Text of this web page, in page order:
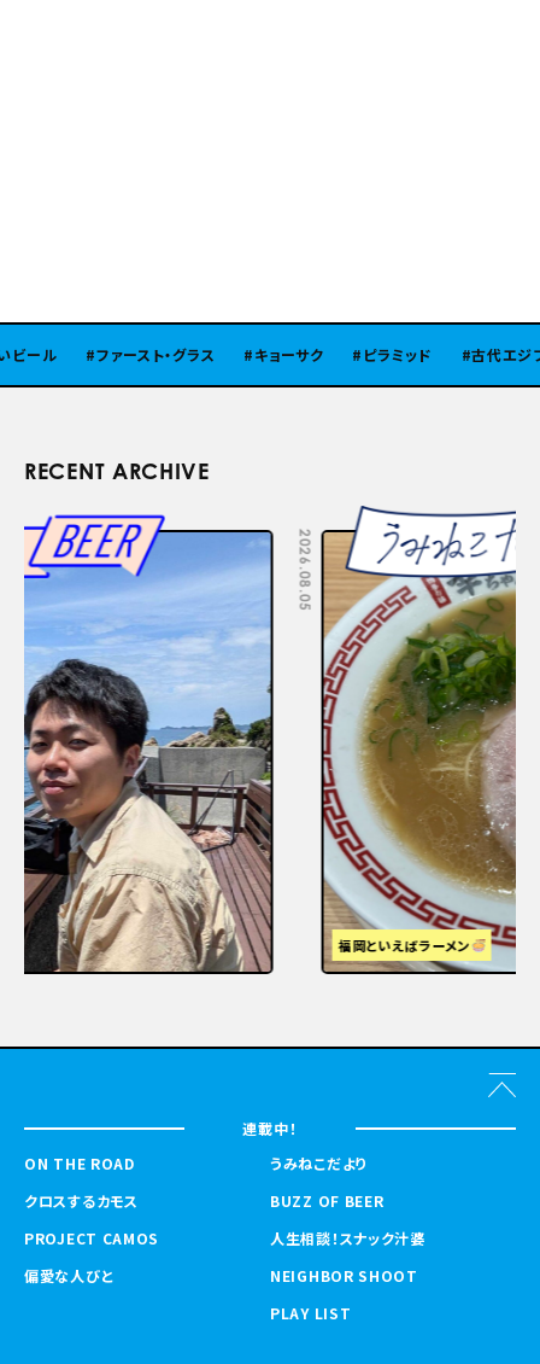
ル ファースト・グラス キョーサク ピラミッド 古代エジプト
RECENT ARCHIVE
2026.08.05
福岡といえばラーメン
2026.07.29
連載中！
ON THE ROAD
クロスするカモス
PROJECT CAMOS
偏愛な人びと
うみねこだより
BUZZ OF BEER
人生相談！スナック汁婆
NEIGHBOR SHOOT
PLAY LIST